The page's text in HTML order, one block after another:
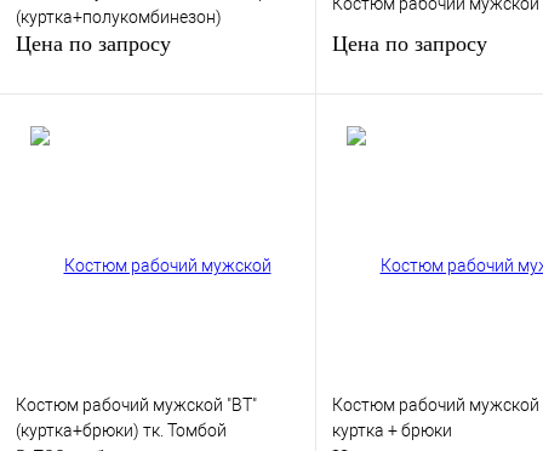
(куртка+полукомбинезон)
Цена по запросу
Костюм рабочий мужской
Цена по запросу
Костюм рабочий мужской "ВТ"
(куртка+брюки) тк. Томбой
Костюм рабочий мужской
куртка + брюки